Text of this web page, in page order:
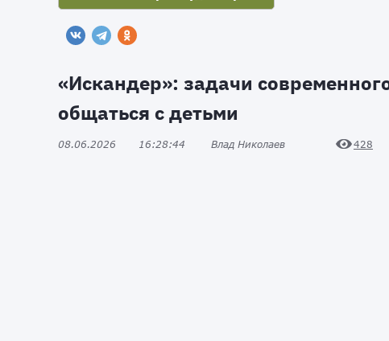
«Искандер»: задачи
общаться с детьми
08.06.2026 16:28:44 Влад Николаев 428